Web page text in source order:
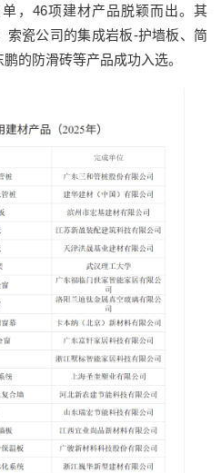
，46项建材产品脱颖而出。其
索瓷公司的集成岩板-护墙板、简
的防滑砖等产品成功入选。